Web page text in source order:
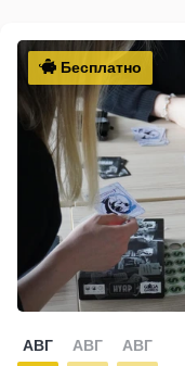
Бесплатно
АВГ АВГ АВГ